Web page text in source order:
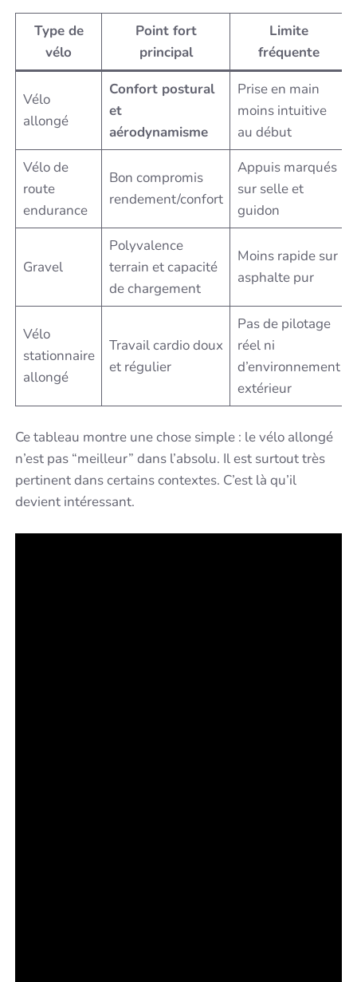
Type de
vélo
Point fort
principal
Limite
fréquente
Vélo
allongé
Confort postural
et
aérodynamisme
Prise en main
moins intuitive
au début
Vélo de
route
endurance
Bon compromis
rendement/confort
Appuis marqués
sur selle et
guidon
Gravel
Polyvalence
terrain et capacité
de chargement
Moins rapide sur
asphalte pur
Vélo
stationnaire
allongé
Travail cardio doux
et régulier
Pas de pilotage
réel ni
d’environnement
extérieur
Ce tableau montre une chose simple : le vélo allongé
n’est pas “meilleur” dans l’absolu. Il est surtout très
pertinent dans certains contextes. C’est là qu’il
devient intéressant.